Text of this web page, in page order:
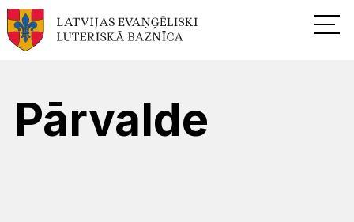
Pārvalde